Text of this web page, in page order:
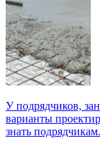
У подрядчиков,
варианты
знать подрядчикам.